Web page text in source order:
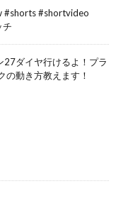
#shorts #shortvideo
ダイヤ行けるよ！プラ
動き方教えます！